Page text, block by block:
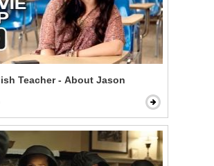
Teacher - About Jason